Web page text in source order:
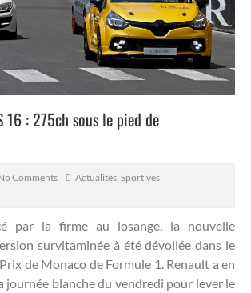
16 : 275ch sous le pied de
Comments Actualités Sportives
par la firme au losange, la nouvelle
survitaminée à été dévoilée dans le
de Monaco de Formule 1.Renault a en
journée blanche du vendredi pour lever le